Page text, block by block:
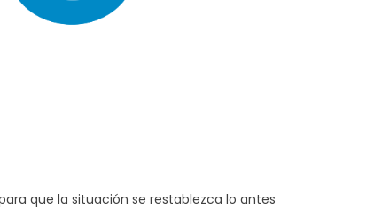
que la situación se restablezca lo antes